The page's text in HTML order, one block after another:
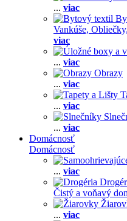
... viac
Vankúše, Obliečky,
viac
... viac
Obrazy
... viac
... viac
... viac
Domácnosť
Domácnosť
... viac
Čistý a voňavý
... viac